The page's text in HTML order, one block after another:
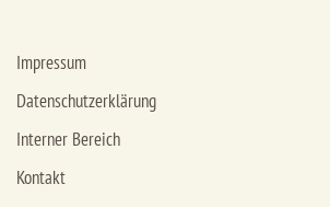
Impressum
Datenschutzerklärung
Interner Bereich
Kontakt